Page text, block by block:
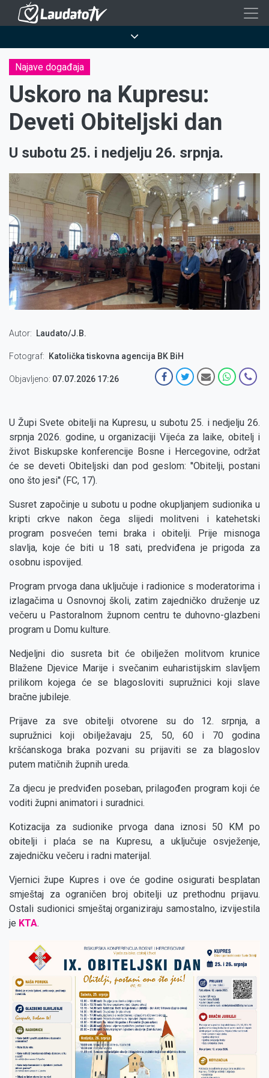
Skoči
sadržaj
Najave događaja
Uskoro na Kupresu:
Deveti Obiteljski dan
U subotu 25. i nedjelju 26. srpnja.
Autor Laudato/J.B.
Fotograf Katolička tiskovna agencija BK BiH
Objavljeno: 07.07.2026 17:26
U Župi Svete obitelji na Kupresu, u subotu 25. i nedjelju 26.
srpnja 2026. godine, u organizaciji Vijeća za laike, obitelj i
život Biskupske konferencije Bosne i Hercegovine, održat
će se deveti Obiteljski dan pod geslom: ''Obitelji, postani
ono što jesi'' (FC, 17).
Susret započinje u subotu u podne okupljanjem sudionika u
kripti crkve nakon čega slijedi molitveni i katehetski
program posvećen temi braka i obitelji. Prije misnoga
slavlja, koje će biti u 18 sati, predviđena je prigoda za
osobnu ispovijed.
Program prvoga dana uključuje i radionice s moderatorima i
izlagačima u Osnovnoj školi, zatim zajedničko druženje uz
večeru u Pastoralnom župnom centru te duhovno-glazbeni
program u Domu kulture.
Nedjeljni dio susreta bit će obilježen molitvom krunice
Blažene Djevice Marije i svečanim euharistijskim slavljem
prilikom kojega će se blagosloviti supružnici koji slave
bračne jubileje.
Prijave za sve obitelji otvorene su do 12. srpnja, a
supružnici koji obilježavaju 25, 50, 60 i 70 godina
kršćanskoga braka pozvani su prijaviti se za blagoslov
putem matičnih župnih ureda.
Za djecu je predviđen poseban, prilagođen program koji će
voditi župni animatori i suradnici.
Kotizacija za sudionike prvoga dana iznosi 50 KM po
obitelji i plaća se na Kupresu, a uključuje osvježenje,
zajedničku večeru i radni materijal.
Vjernici župe Kupres i ove će godine osigurati besplatan
smještaj za ograničen broj obitelji uz prethodnu prijavu.
Ostali sudionici smještaj organiziraju samostalno, izvijestila
je KTA.